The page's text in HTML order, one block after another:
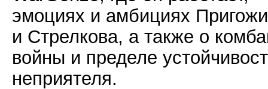
эмоциях и амбициях
и Стрелкова, а также о
войны и пределе
неприятеля.